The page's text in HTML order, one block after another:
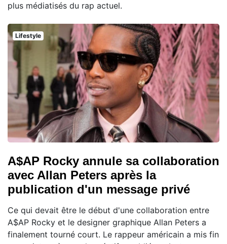
plus médiatisés du rap actuel.
Lifestyle
A$AP Rocky annule sa collaboration
avec Allan Peters après la
publication d'un message privé
Ce qui devait être le début d'une collaboration entre
A$AP Rocky et le designer graphique Allan Peters a
finalement tourné court. Le rappeur américain a mis fin